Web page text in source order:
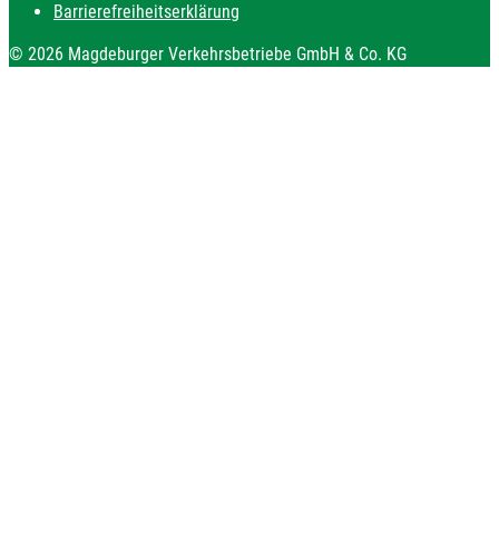
Barrierefreiheitserklärung
© 2026 Magdeburger Verkehrsbetriebe GmbH & Co. KG